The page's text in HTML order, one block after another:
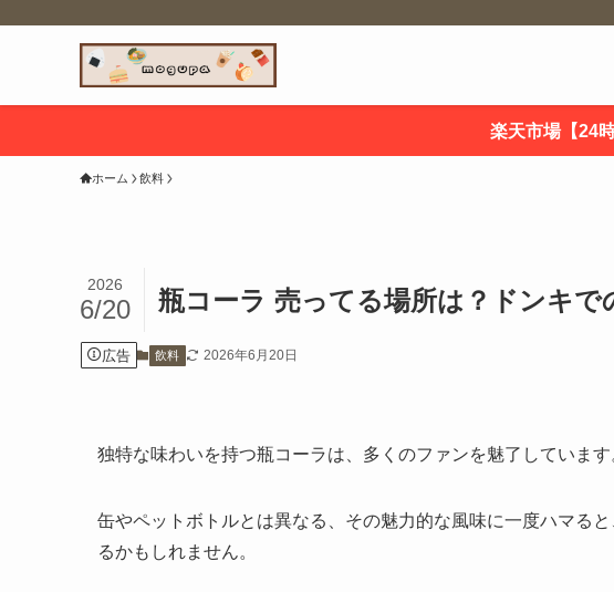
楽天市場【24
ホーム 飲料
瓶コーラ 売ってる場所は？ドンキで
2026
6/20
広告 飲料 2026年6月20日
独特な味わいを持つ瓶コーラは、多くのファンを魅了しています
缶やペットボトルとは異なる、その魅力的な風味に一度ハマる
るかもしれません。